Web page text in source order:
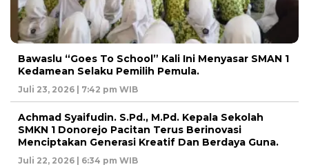
Bawaslu “Goes To School” Kali Ini Menyasar SMAN 1
Kedamean Selaku Pemilih Pemula.
Juli 23, 2026 | 7:42 pm WIB
Achmad Syaifudin. S.Pd., M.Pd. Kepala Sekolah
SMKN 1 Donorejo Pacitan Terus Berinovasi
Menciptakan Generasi Kreatif Dan Berdaya Guna.
Juli 22, 2026 | 6:34 pm WIB